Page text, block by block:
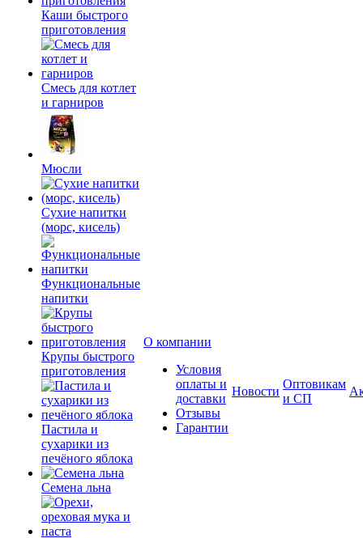
Каши быстрого
приготовления
Смесь для котлет
и гарниров
Мюсли
Сухие напитки
(морс, кисель)
Функциональные
напитки
Крупы быстрого
приготовления
Пастила и
сухарики из
печёного яблока
Семена льна
О компании
Условия
оплаты и
доставки
Отзывы
Гарантии
Новости
Оптовикам
и СП